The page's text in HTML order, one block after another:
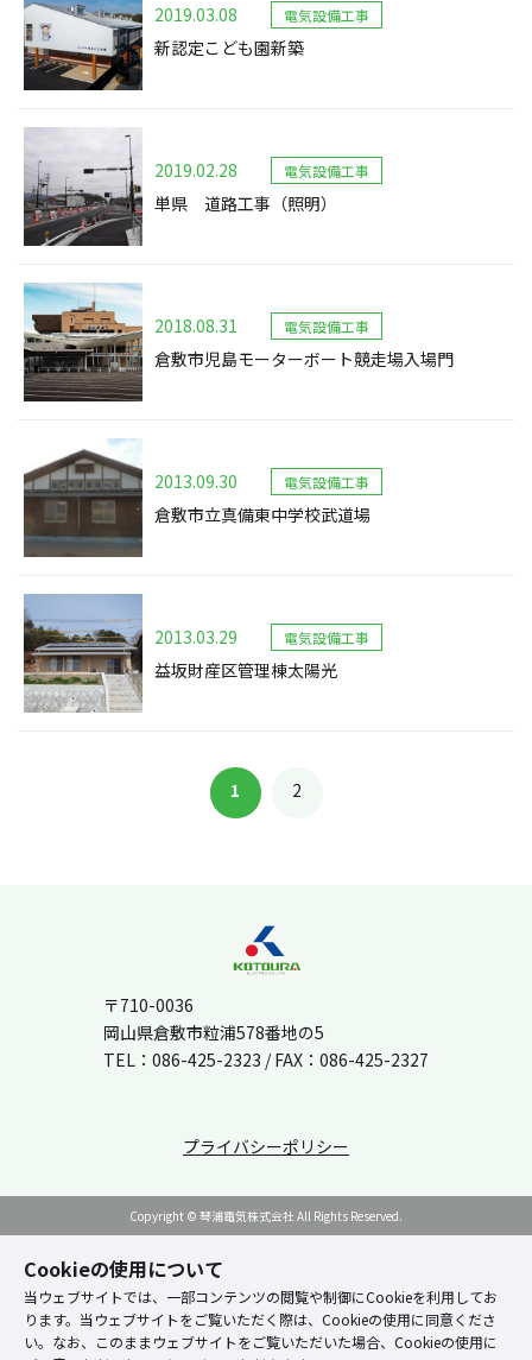
2019.03.08 電気設備工事
新認定こども園新築
2019.02.28 電気設備工事
単県 道路工事（照明）
2018.08.31 電気設備工事
倉敷市児島モーターボート競走場入場門
2013.09.30 電気設備工事
倉敷市立真備東中学校武道場
2013.03.29 電気設備工事
益坂財産区管理棟太陽光
1 2
〒710-0036
岡山県倉敷市粒浦578番地の5
TEL： 086-425-2323 / FAX：086-425-2327
プライバシーポリシー
Copyright © 琴浦電気株式会社 All Rights Reserved.
Cookieの使用について
当ウェブサイトでは、一部コンテンツの閲覧や制御にCookieを利用してお
ります。当ウェブサイトをご覧いただく際は、Cookieの使用に同意くださ
い。なお、このままウェブサイトをご覧いただいた場合、Cookieの使用に